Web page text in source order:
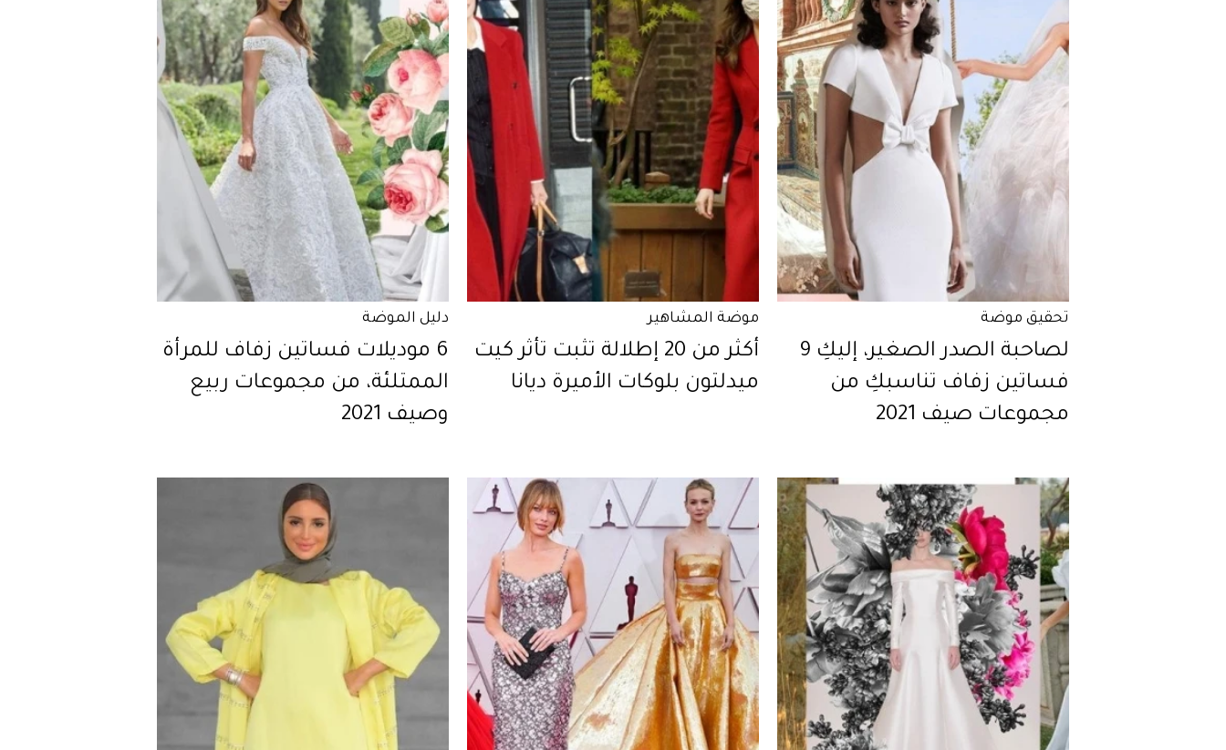
تحقيق موضة
لصاحبة الصدر الصغير، إليكِ 9
فساتين زفاف تناسبكِ من
مجموعات صيف 2021
موضة المشاهير
أكثر من 20 إطلالة تثبت تأثّر كيت
ميدلتون بلوكات الأميرة ديانا
دليل الموضة
6 موديلات فساتين زفاف للمرأة
الممتلئة، من مجموعات ربيع
وصيف 2021